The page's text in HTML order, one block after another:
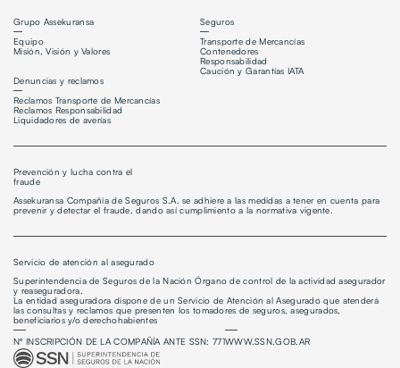
Grupo Assekuransa
Equipo
Misión, Visión y Valores
Seguros
Transporte de Mercancías
Contenedores
Responsabilidad
Caución y Garantías IATA
Denuncias y reclamos
Reclamos Transporte de Mercancías
Reclamos Responsabilidad
Liquidadores de averías
Prevención y lucha contra el
fraude
Assekuransa Compañía de Seguros S.A. se adhiere a las medidas a tener en cuenta para
prevenir y detectar el fraude, dando así cumplimiento a la normativa vigente.
Servicio de atención al asegurado
Superintendencia de Seguros de la Nación Órgano de control de la actividad asegurador
y reaseguradora.
La entidad aseguradora dispone de unServicio de Atención al Asegurado que atenderá
las consultas y reclamos que presenten los tomadores de seguros, asegurados,
beneficiarios y/o derechohabientes
Nº INSCRIPCIÓN DE LA COMPAÑÍA ANTE SSN: 771WWW.SSN.GOB.AR